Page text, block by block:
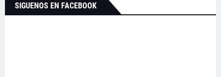
SIGUENOS EN FACEBOOK